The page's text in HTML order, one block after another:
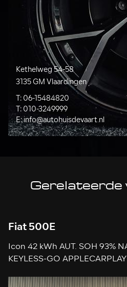
Kethelweg 54-58
3135 GM Vlaardingen
T: 06-15484820
T: 010-3249999
E:info@autohuisdevaart.nl
Fiat 500E
Icon 42 kWh AUT. SOH 93%
KEYLESS-GO